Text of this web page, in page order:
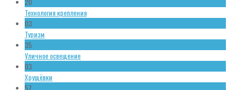
Технология крепления
03
Туризм
35
Уличное освещение
03
Хрущёвки
57